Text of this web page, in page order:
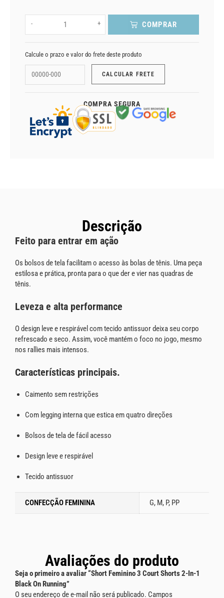
- + COMPRAR
Calcule o prazo e valor do frete deste produto
COMPRA SEGURA
Descrição
Feito para entrar em ação
Os bolsos de tela facilitam o acesso às bolas de tênis. Uma peça
estilosa e prática, pronta para o que der e vier nas quadras de
tênis.
Leveza e alta performance
O design leve e respirável com tecido antissuor deixa seu corpo
refrescado e seco. Assim, você mantém o foco no jogo, mesmo
nos rallies mais intensos.
Características principais.
Caimento sem restrições
Com legging interna que estica em quatro direções
Bolsos de tela de fácil acesso
Design leve e respirável
Tecido antissuor
CONFECÇÃO FEMININA G, M, P, PP
Avaliações do produto
Seja o primeiro a avaliar “Short Feminino 3 Court Shorts 2-In-1
Black On Running”
O seu endereço de e-mail não será publicado. Campos